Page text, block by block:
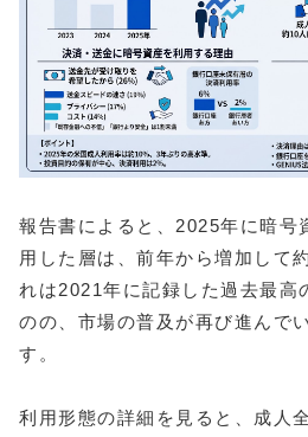
報告書によると、2025年に暗号
用した層は、前年から増加して
れは2021年に記録した過去最高
のの、市場の普及が再び進んで
す。
利用形態の詳細を見ると、成人